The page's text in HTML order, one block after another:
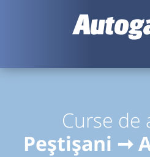
Curse de
Peștișani ➞